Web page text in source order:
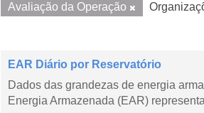
Avaliação da Operação
EAR Diário por Reservatório
Dados das grandezas de energia
Energia Armazenada (EAR)